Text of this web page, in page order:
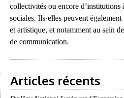
collectivités ou encore d’institutions
sociales. Ils·elles peuvent
et artistique, et notamment au sein
de communication.
Articles récents